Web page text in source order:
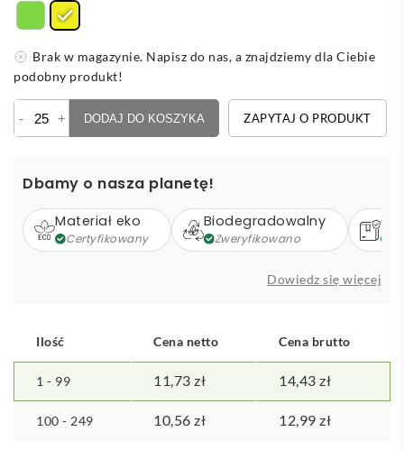
Brak w magazynie. Napisz do nas, a znajdziemy dla Ciebie
podobny produkt!
-
Moira
+ DODAJ DO KOSZYKA ZAPYTAJ O PRODUKT
Dbamy o nasza planetę!
Materiał eko
Certyfikowany
Biodegradowalny
Zweryfikowano
Dowiedz się więcej
Ilość Cena netto Cena brutto
1 - 99 11,73 zł 14,43 zł
100 - 249 10,56 zł 12,99 zł